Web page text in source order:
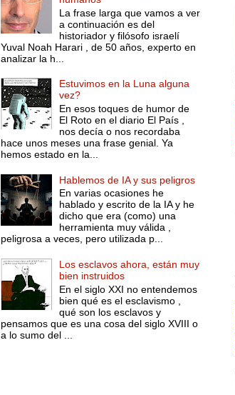
La frase larga que vamos a ver
a continuación es del
historiador y filósofo israelí
Yuval Noah Harari , de 50 años, experto en
analizar la h...
Estuvimos en la Luna alguna
vez?
En esos toques de humor de
El Roto en el diario El País ,
nos decía o nos recordaba
hace unos meses una frase genial. Ya
hemos estado en la...
Hablemos de IA y sus peligros
En varias ocasiones he
hablado y escrito de la IA y he
dicho que era (como) una
herramienta muy válida ,
peligrosa a veces, pero utilizada p...
Los esclavos ahora, están muy
bien instruidos
En el siglo XXI no entendemos
bien qué es el esclavismo ,
qué son los esclavos y
pensamos que es una cosa del siglo XVIII o
a lo sumo del ...